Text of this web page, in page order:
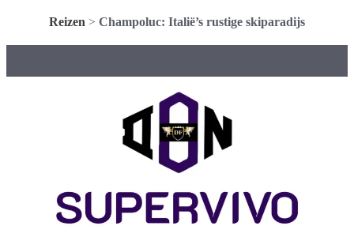
Reizen > Champoluc: Italië’s rustige skiparadijs